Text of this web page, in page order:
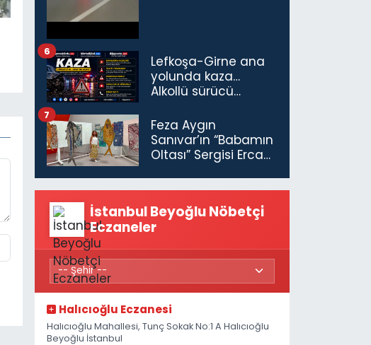
Lefkoşa-Girne ana
yolunda kaza…
Alkollü sürücü
6
Feza Aygın
Sanıvar’ın “Babamın
Oltası” Sergisi Ercan
7
İstanbul Beyoğlu Nöbetçi
Eczaneler
Halıcıoğlu Eczanesi
Halıcıoğlu Mahallesi, Tunç Sokak No:1 A Halıcıoğlu
Beyoğlu İstanbul